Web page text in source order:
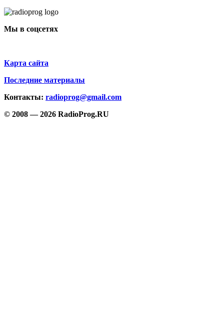
Мы в соцсетях
Карта сайта
Последние материалы
Контакты: radioprog@gmail.com
© 2008 — 2026 RadioProg.RU